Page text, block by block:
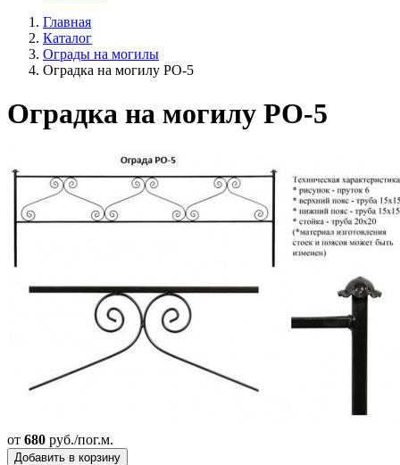
Главная
Каталог
Ограды на могилы
Оградка на могилу РО-5
Оградка на могилу РО-5
от 680 руб./пог.м.
Добавить в корзину